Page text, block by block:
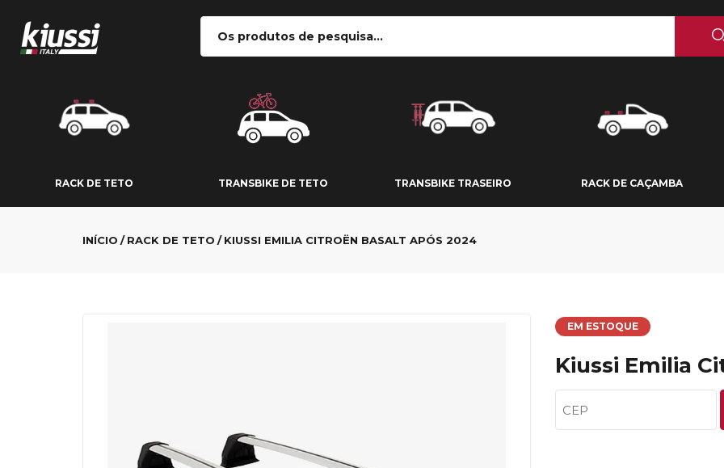
RACK DE TETO TRANSBIKE DE TETO TRANSBIKE TRASEIRO RACK DE CAÇAMBA
TRANSBIKE DE TETO
INÍCIO RACK DE TETO KIUSSI EMILIA CITROËN BASALT APÓS 2024
EM ESTOQUE
Kiussi Emilia